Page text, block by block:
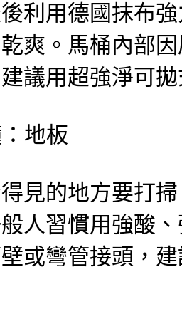
利用德國抹布
爽。馬桶內部
議用超強淨可
地板
見的地方要打
人習慣用強酸
或彎管接頭，